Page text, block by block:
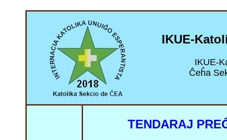
IKUE-
IKUE-
Ĉeĥa
TENDARAJ